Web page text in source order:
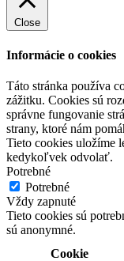
Close
Informácie o cookies
Táto stránka používa
zážitku. Cookies sú
správne fungovanie
strany, ktoré nám
Tieto cookies uložíme
kedykoľvek odvolať.
Potrebné
Potrebné
Vždy zapnuté
Tieto cookies sú
sú anonymné.
Cookie